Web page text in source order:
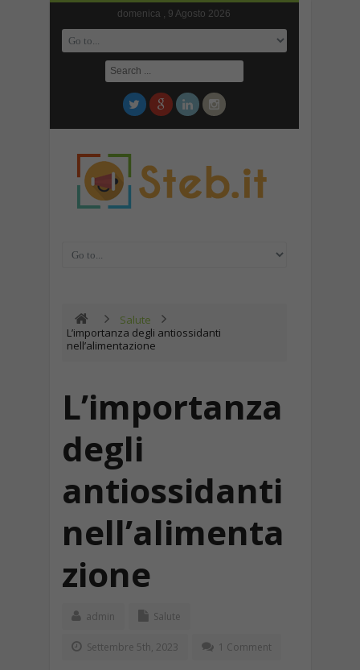
domenica , 9 Agosto 2026
Salute
L’importanza degli antiossidanti
nell’alimentazione
L’importanza
degli
antiossidanti
nell’alimenta
zione
admin Salute
Settembre 5th, 2023 1 Comment